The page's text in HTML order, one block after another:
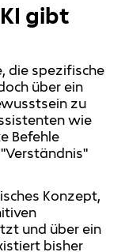
gibt
die spezifische
über ein
zu
wie
Befehle
Konzept,
und über ein
bisher